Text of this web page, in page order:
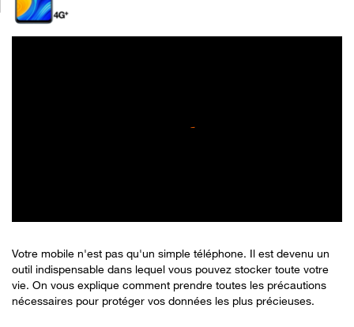
Votre mobile n'est pas qu'un simple téléphone. Il est devenu un
outil indispensable dans lequel vous pouvez stocker toute votre
vie. On vous explique comment prendre toutes les précautions
nécessaires pour protéger vos données les plus précieuses.